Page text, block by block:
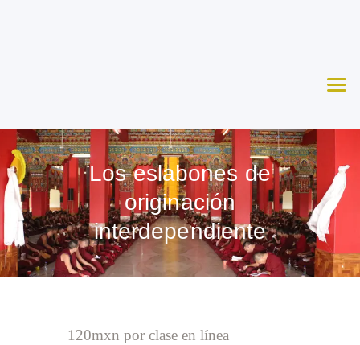
Los eslabones de
originación
interdependiente
Agenda
Apoya
Contacto
120mxn por clase en línea